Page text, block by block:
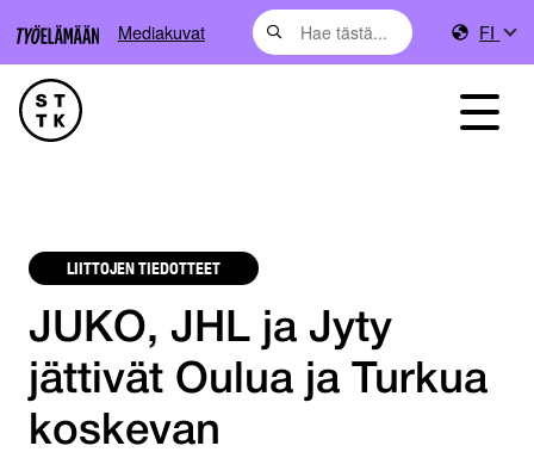
Mediakuvat FI
LIITTOJEN TIEDOTTEET
JUKO, JHL ja Jyty
jättivät Oulua ja Turkua
koskevan